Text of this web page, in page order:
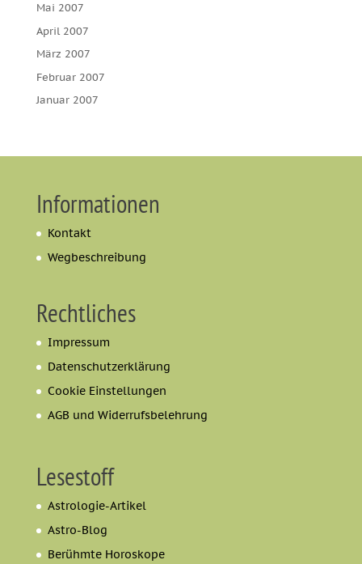
Mai 2007
April 2007
März 2007
Februar 2007
Januar 2007
Informationen
Kontakt
Wegbeschreibung
Rechtliches
Impressum
Datenschutzerklärung
Cookie Einstellungen
AGB und Widerrufsbelehrung
Lesestoff
Astrologie-Artikel
Astro-Blog
Berühmte Horoskope